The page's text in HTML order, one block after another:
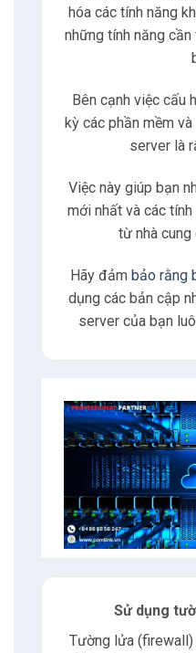
Có thể bạn quan tâm
Nguyễn Xuân
Địa chỉ
8.3 E-mail
Tư vấn
hóa các tính năng
những tính năng
Bên cạnh việc cấu
kỳ các phần mềm
server là
Việc này giúp bạn
mới nhất và các
từ nhà cung
Hãy đảm bảo rằng
dụng các bản cập
server của bạn
Sử dụng
Tường lửa